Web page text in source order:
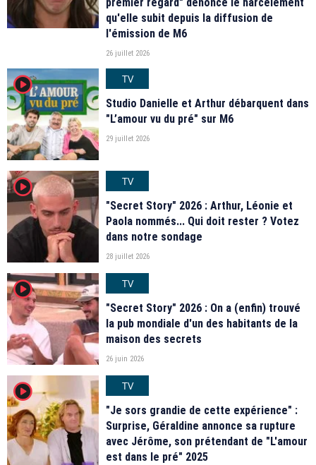
qu'elle subit depuis la diffusion de
l'émission de M6
26 juillet 2026
player2
TV
Studio Danielle et Arthur débarquent dans
"L’amour vu du pré" sur M6
29 juillet 2026
player2
TV
"Secret Story" 2026 : Arthur, Léonie et
Paola nommés... Qui doit rester ? Votez
dans notre sondage
28 juillet 2026
player2
TV
"Secret Story" 2026 : On a (enfin) trouvé
la pub mondiale d'un des habitants de la
maison des secrets
26 juin 2026
player2
TV
"Je sors grandie de cette expérience" :
Surprise, Géraldine annonce sa rupture
avec Jérôme, son prétendant de "L'amour
est dans le pré" 2025